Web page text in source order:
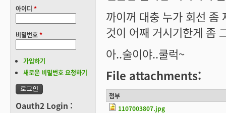
까이꺼 대충 누가 회선 좀
것이 어째 거시기한게 좀
아..술이야..쿨럭~
File attachments:
첨부
1107003807.jpg
아이디 *
비밀번호*
가입하기
새로운 비밀번호 요청하기
Oauth2 Login :